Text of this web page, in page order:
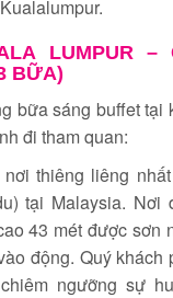
LUMPUR –
BỮA)
bữa sáng buffet tại
đi tham quan:
nơi thiêng liêng
tại Malaysia. Nơi
43 mét được sơn
động. Quý khách
ngưỡng sự